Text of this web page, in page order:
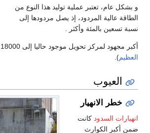
توليد هذا النوع من
يصل مردودها إلى
إلى 18000 ميغاواط ( سد الصين